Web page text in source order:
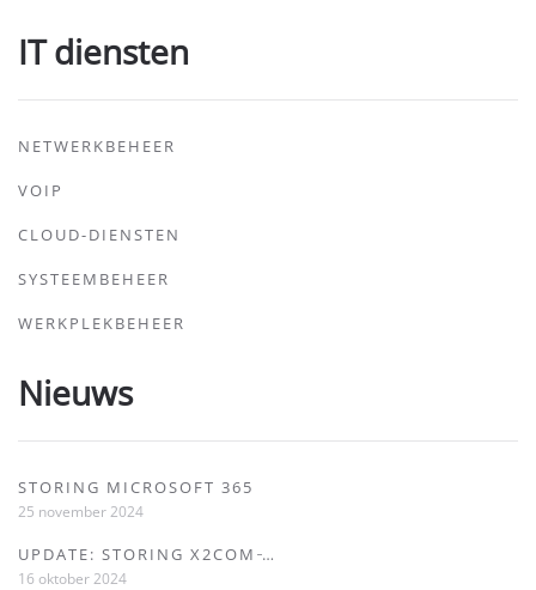
IT diensten
NETWERKBEHEER
VOIP
CLOUD-DIENSTEN
SYSTEEMBEHEER
WERKPLEKBEHEER
Nieuws
STORING MICROSOFT 365
25 november 2024
UPDATE: STORING X2COM ̵…
16 oktober 2024